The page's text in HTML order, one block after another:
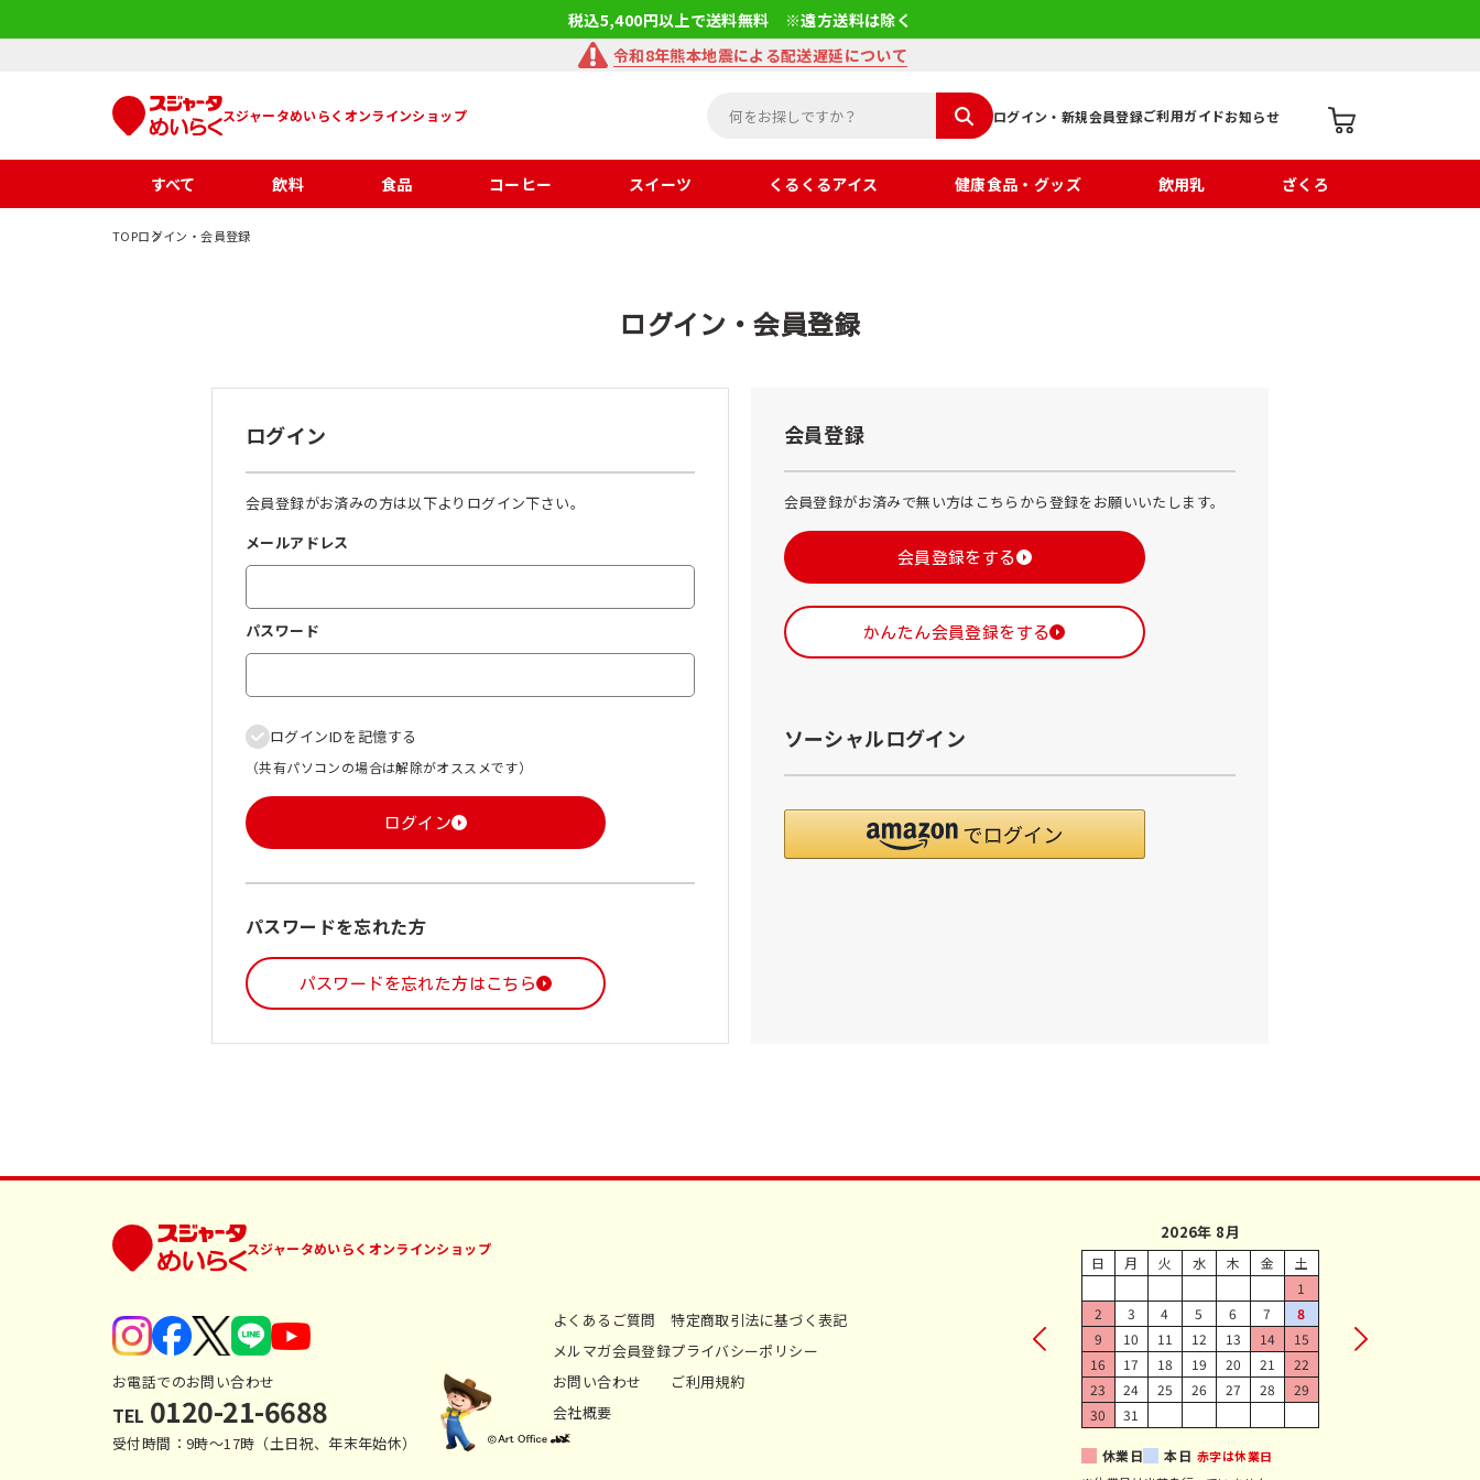
税込5,400円以上で送料無料 ※遠方送料は除く
令和8年熊本地震による配送遅延について
スジャータめいらくオンラインショップ ログイン・新規会員登録
すべて 飲料 食品 コーヒー スイーツ くるくるアイス 健康食品・グッズ 飲用乳 ざくろ
ご利用ガイドお知らせ
TOPログイン・会員登録
ログイン・会員登録
ログイン
会員登録がお済みの方は以下よりログイン下さい。
メールアドレス
パスワード
ログインIDを記憶する
（共有パソコンの場合は解除がオススメです）
ログイン
パスワードを忘れた方
パスワードを忘れた方はこちら
会員登録
会員登録がお済みで無い方はこちらから登録をお願いいたします。
会員登録をする
かんたん会員登録をする
ソーシャルログイン
スジャータめいらくオンラインショップ
お電話でのお問い合わせ
TEL 0120-21-6688
受付時間：9時〜17時（土日祝、年末年始休）
よくあるご質問
メルマガ会員登録
お問い合わせ
会社概要
特定商取引法に基づく表記
プライバシーポリシー
ご利用規約
2026年 8月
日 月 火 水 木 金
土
1
2
3 4 5 6 7
8
9
10 11 12 13 14
15
16
17 18 19 20 21
22
23
24 25 26 27 28
29
30
31
休業日 本日 赤字は休業日